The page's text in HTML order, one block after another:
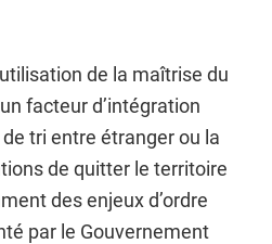
de la maîtrise du
facteur d’intégration
tri entre étranger ou la
de quitter le territoire
des enjeux d’ordre
par le Gouvernement